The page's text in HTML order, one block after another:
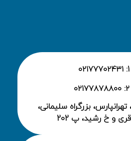
بزرگراه سلیمانی،
و خ رشید، پ 202